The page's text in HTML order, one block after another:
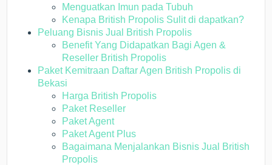
Menguatkan Imun pada Tubuh
Kenapa British Propolis Sulit di dapatkan?
Peluang Bisnis Jual British Propolis
Benefit Yang Didapatkan Bagi Agen &
Reseller British Propolis
Paket Kemitraan Daftar Agen British Propolis di
Bekasi
Harga British Propolis
Paket Reseller
Paket Agent
Paket Agent Plus
Bagaimana Menjalankan Bisnis Jual British
Propolis